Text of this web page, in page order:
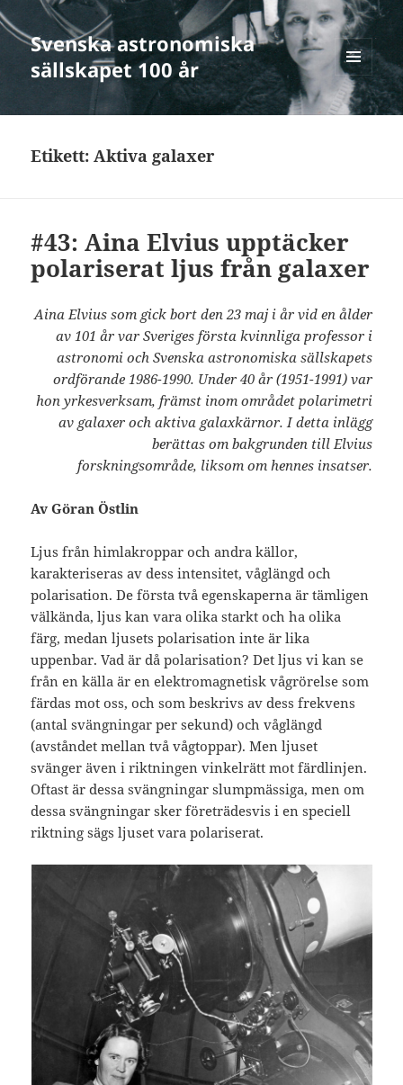
Svenska astronomiska
sällskapet 100 år
MENY
OCH
WIDGETS
Etikett:Aktiva galaxer
#43: Aina Elvius upptäcker
polariserat ljus från galaxer
Aina Elvius som gick bort den 23 maj i år vid en ålder
av 101 år var Sveriges första kvinnliga professor i
astronomi och Svenska astronomiska sällskapets
ordförande 1986-1990. Under 40 år (1951-1991) var
hon yrkesverksam, främst inom området polarimetri
av galaxer och aktiva galaxkärnor. I detta inlägg
berättas om bakgrunden till Elvius
forskningsområde, liksom om hennes insatser.
Av Göran Östlin
Ljus från himlakroppar och andra källor,
karakteriseras av dess intensitet, våglängd och
polarisation. De första två egenskaperna är tämligen
välkända, ljus kan vara olika starkt och ha olika
färg, medan ljusets polarisation inte är lika
uppenbar. Vad är då polarisation? Det ljus vi kan se
från en källa är en elektromagnetisk vågrörelse som
färdas mot oss, och som beskrivs av dess frekvens
(antal svängningar per sekund) och våglängd
(avståndet mellan två vågtoppar). Men ljuset
svänger även i riktningen vinkelrätt mot färdlinjen.
Oftast är dessa svängningar slumpmässiga, men om
dessa svängningar sker företrädesvis i en speciell
riktning sägs ljuset vara polariserat.